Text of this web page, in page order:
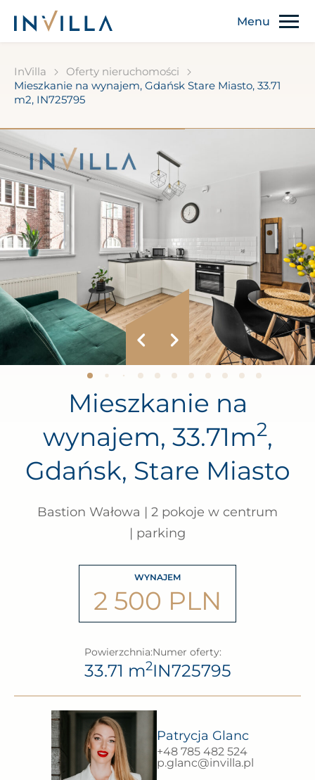
InVilla
Oferty nieruchomości
Mieszkanie na wynajem, Gdańsk Stare Miasto, 33.71
m2, IN725795
Mieszkanie na
wynajem, 33.71m2,
Gdańsk, Stare Miasto
Bastion Wałowa | 2 pokoje w centrum
| parking
WYNAJEM
2 500 PLN
Powierzchnia:
33.71 m2
Numer oferty:
IN725795
Patrycja Glanc
+48 785 482 524
p.glanc@invilla.pl